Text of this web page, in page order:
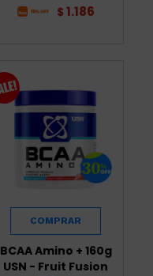
$ 1.186
BCAA Amino + 160g
USN - Fruit Fusion